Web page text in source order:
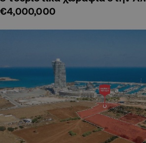
€4,000,000